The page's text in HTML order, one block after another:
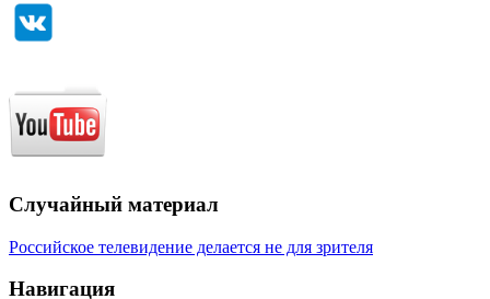
Случайный материал
Российское телевидение делается не для зрителя
Навигация